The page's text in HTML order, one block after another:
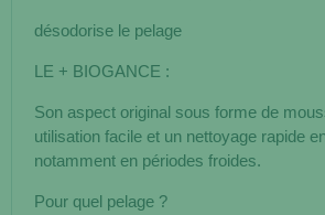
désodorise le pelage
LE + BIOGANCE :
Son aspect original sous forme de
utilisation facile et un nettoyage rapide
notamment en périodes froides.
Pour quel pelage ?